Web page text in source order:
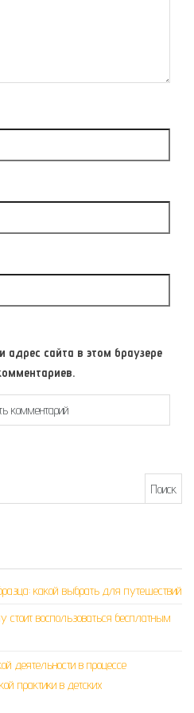
адрес сайта в этом браузере
какой выбрать для путешествий
воспользоваться бесплатным
деятельности в процессе
практики в детских